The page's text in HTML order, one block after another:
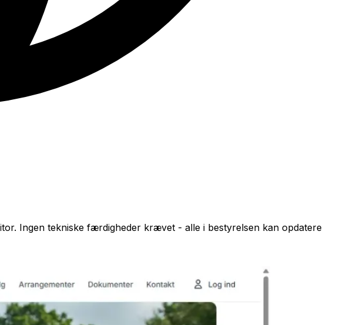
Ingen tekniske færdigheder krævet - alle i bestyrelsen kan opdatere